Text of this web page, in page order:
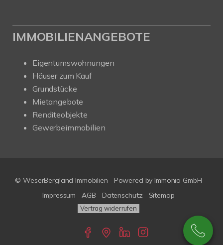
IMMOBILIENANGEBOTE
Eigentumswohnungen
Häuser zum Kauf
Grundstücke
Mietangebote
Renditeobjekte
Gewerbeimmobilien
© WeserBergland Immobilien Powered by Immonia GmbH
Impressum
AGB Datenschutz Sitemap
Vertrag widerrufen